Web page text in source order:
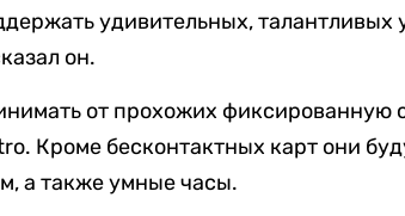
удивительных, талантливых
он.
от прохожих фиксированную
Кроме бесконтактных карт они
а также умные часы.